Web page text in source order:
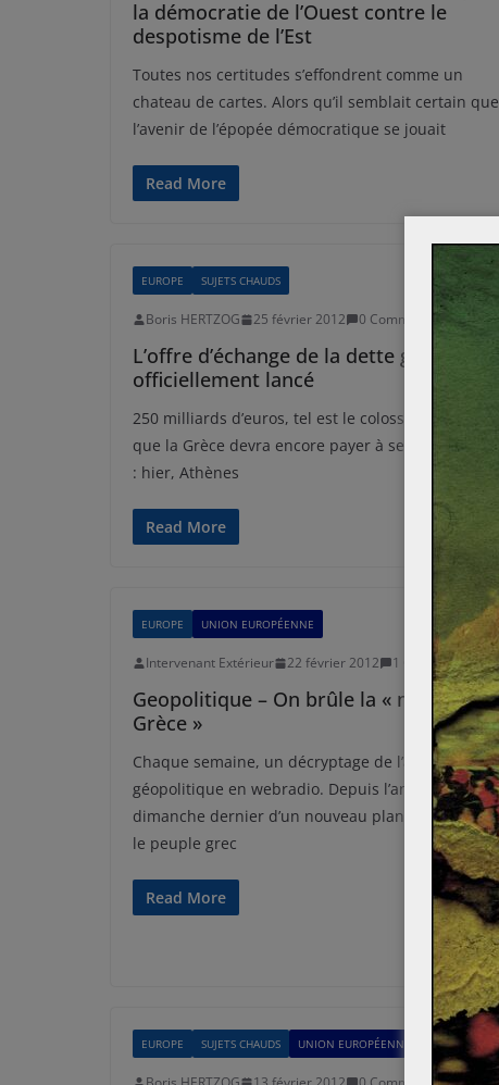
la démocratie de l’Ouest contre le
despotisme de l’Est
Toutes nos certitudes s’effondrent comme un
chateau de cartes. Alors qu’il semblait certain que
l’avenir de l’épopée démocratique se jouait
Read More
EUROPE SUJETS CHAUDS
Boris HERTZOG 25 février 2012 0 Comments
L’offre d’échange de la dette grecque
officiellement lancé
250 milliards d’euros, tel est le colossal montant
que la Grèce devra encore payer à ses créanciers
: hier, Athènes
Read More
EUROPE UNION EUROPÉENNE
Intervenant Extérieur 22 février 2012 1 Comment
Geopolitique – On brûle la « mauvaise
Grèce »
Chaque semaine, un décryptage de l’actualité
géopolitique en webradio. Depuis l’annonce
dimanche dernier d’un nouveau plan d’austérité,
le peuple grec
Read More
EUROPE SUJETS CHAUDS UNION EUROPÉENNE